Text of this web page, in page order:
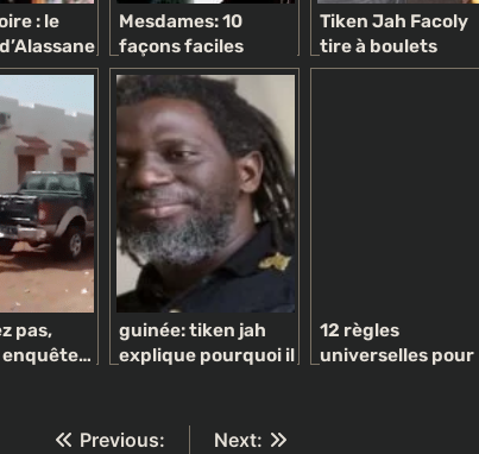
: le
très
congrès
Mesdames: 10
façons faciles
d’obtenir de
l’argent de votre
homme
Tiken Jah Facoly
tire à boulets
rouges sur Alpha
pas,
enquête…
guinée: tiken jah
explique pourquoi il
12 règles
universelles pour
Previous:
Next: